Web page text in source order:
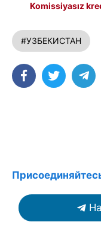
Komissiyasız
#УЗБЕКИСТАН